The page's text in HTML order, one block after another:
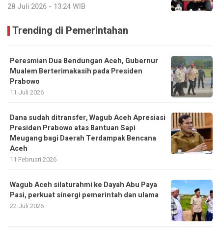
28 Juli 2026 - 13:24 WIB
Trending di Pemerintahan
Peresmian Dua Bendungan Aceh, Gubernur
Mualem Berterimakasih pada Presiden
Prabowo
11 Juli 2026
Dana sudah ditransfer, Wagub Aceh Apresiasi
Presiden Prabowo atas Bantuan Sapi
Meugang bagi Daerah Terdampak Bencana
Aceh ‎
11 Februari 2026
Wagub Aceh silaturahmi ke Dayah Abu Paya
Pasi, perkuat sinergi pemerintah dan ulama
22 Juli 2026